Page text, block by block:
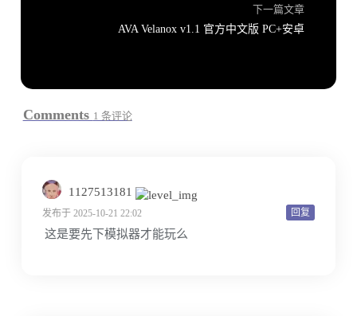
下一篇文章
AVA Velanox v1.1 官方中文版 PC+安卓
Comments 1 条评论
1127513181
回复
发布于 2025-10-21 22:02
这是要先下模拟器才能玩么